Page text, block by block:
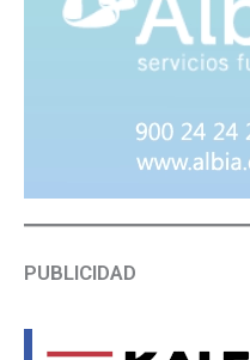
PUBLICIDAD